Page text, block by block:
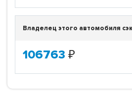
Владелец этого автомобиля
106763 ₽